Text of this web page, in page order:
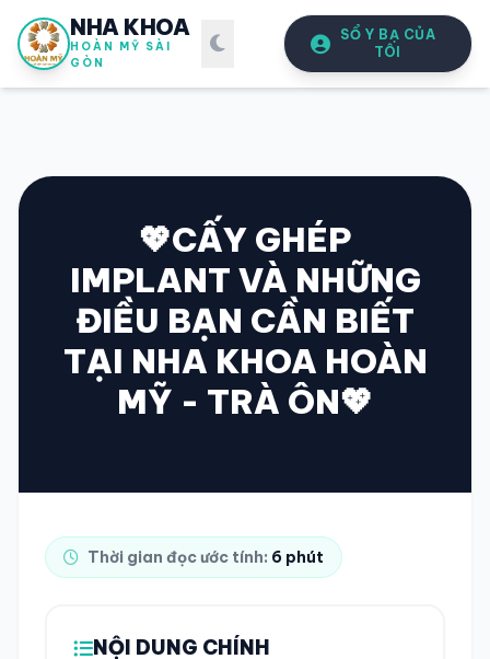
NHA KHOA
HOÀN MỸ SÀI
GÒN
SỔ Y BẠ CỦA
TÔI
SỔ Y BẠ ĐIỆN TỬ
Vui lòng đăng nhập bằng Số điện thoại đã đăng ký.
TRA CỨU HỒ SƠ
💖CẤY GHÉP
IMPLANT VÀ NHỮNG
ĐIỀU BẠN CẦN BIẾT
TẠI NHA KHOA HOÀN
MỸ - TRÀ ÔN💖
Thời gian đọc ước tính: 6 phút
NỘI DUNG CHÍNH